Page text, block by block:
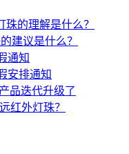
的理解是什么？
建议是什么？
通知
安排通知
品迭代升级了
红外灯珠？